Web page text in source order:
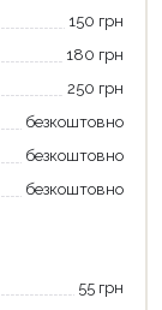
150 грн
180 грн
250 грн
безкоштовно
безкоштовно
безкоштовно
55 грн